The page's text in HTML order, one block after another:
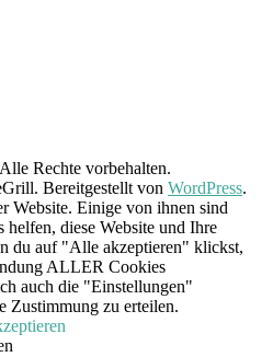
Rechte vorbehalten.
Bereitgestellt von WordPress.
Website. Einige von ihnen sind
helfen, diese Website und Ihre
du auf "Alle akzeptieren" klickst,
ALLER Cookies
auch die "Einstellungen"
Zustimmung zu erteilen.